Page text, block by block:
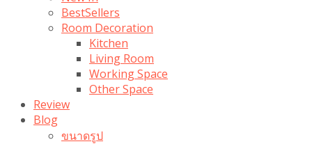
BestSellers
Room Decoration
Kitchen
Living Room
Working Space
Other Space
Review
Blog
ขนาดรูป